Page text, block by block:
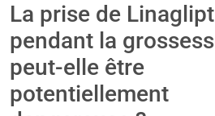
La prise de
pendant la
peut-elle être
potentiellement